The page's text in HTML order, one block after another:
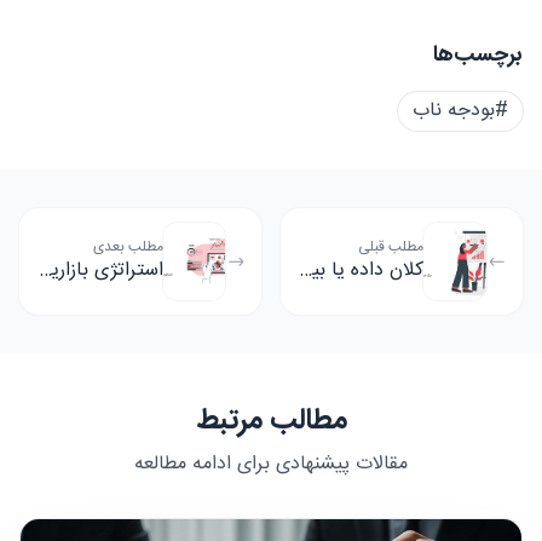
برچسب‌ها
#بودجه ناب
مطلب قبلی
کلان داده یا بیگ دیتا چیست؟
مطلب بعدی
استراتژی بازاریابی درون بازی چیست؟
مطالب مرتبط
مقالات پیشنهادی برای ادامه مطالعه